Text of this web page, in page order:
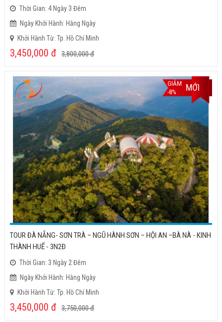
Thời Gian: 4 Ngày 3 Đêm
Ngày Khởi Hành: Hằng Ngày
Khởi Hành Từ: Tp. Hồ Chí Minh
3,450,000 đ 3,800,000đ
GIẢM
-8%
MỚI
TOUR ĐÀ NẴNG- SƠN TRÀ – NGŨ HÀNH SƠN – HỘI AN –BÀ NÀ - KINH
THÀNH HUẾ - 3N2Đ
Thời Gian: 3 Ngày 2 Đêm
Ngày Khởi Hành: Hằng Ngày
Khởi Hành Từ: Tp. Hồ Chí Minh
3,450,000 đ 3,750,000đ